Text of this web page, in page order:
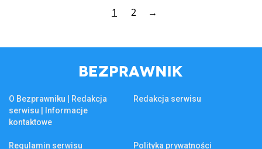
1 2 →
O Bezprawniku | Redakcja
serwisu | Informacje
kontaktowe
Redakcja serwisu
Regulamin serwisu Polityka prywatności